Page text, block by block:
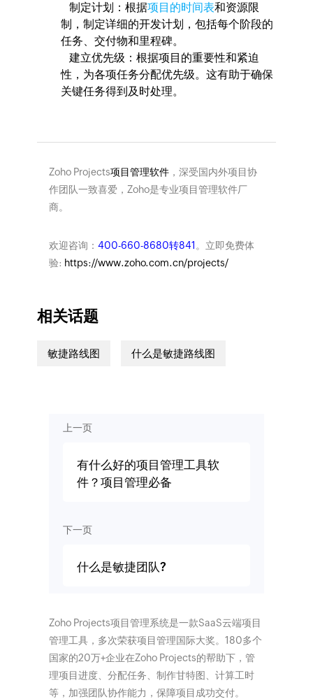
制定计划：根据项目的时间表和资源限
制，制定详细的开发计划，包括每个阶段的
任务、交付物和里程碑。
建立优先级：根据项目的重要性和紧迫
性，为各项任务分配优先级。这有助于确保
关键任务得到及时处理。
Zoho Projects项目管理软件，深受国内外项目协
作团队一致喜爱，Zoho是专业项目管理软件厂
商。
欢迎咨询： 400-660-8680转841 。立即免费体
验: https://www.zoho.com.cn/projects/
相关话题
敏捷路线图 什么是敏捷路线图
上一页
有什么好的项目管理工具软
件？项目管理必备
下一页
什么是敏捷团队?
Zoho Projects项目管理系统是一款SaaS云端项目
管理工具，多次荣获项目管理国际大奖。180多个
国家的20万+企业在Zoho Projects的帮助下，管
理项目进度、分配任务、制作甘特图、计算工时
等，加强团队协作能力，保障项目成功交付。